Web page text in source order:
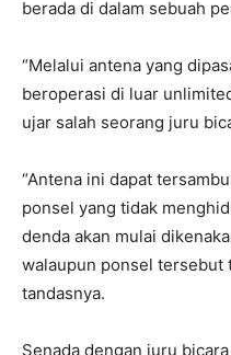
berada di dalam sebuah
“Melalui antena yang
beroperasi di luar
ujar salah seorang juru
“Antena ini dapat
ponsel yang tidak
denda akan mulai
walaupun ponsel tersebut
tandasnya.
Senada dengan juru